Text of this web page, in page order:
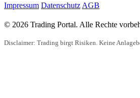
Impressum Datenschutz AGB
© 2026 Trading Portal. Alle Rechte
Disclaimer: Trading birgt Risiken. Keine